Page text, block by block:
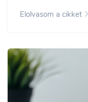
Elolvasom a cikket